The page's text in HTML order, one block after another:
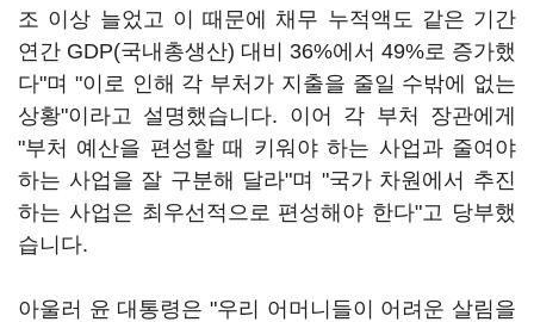
조 이상 늘었고 이 때문에 채무 누적액도 같은 기간
연간 GDP(국내총생산) 대비 36%에서 49%로 증가했
다"며 "이로 인해 각 부처가 지출을 줄일 수밖에 없는
상황"이라고 설명했습니다. 이어 각 부처 장관에게
"부처 예산을 편성할 때 키워야 하는 사업과 줄여야
하는 사업을 잘 구분해 달라"며 "국가 차원에서 추진
하는 사업은 최우선적으로 편성해야 한다"고 당부했
습니다.
아울러 윤 대통령은 "우리 어머니들이 어려운 살림을